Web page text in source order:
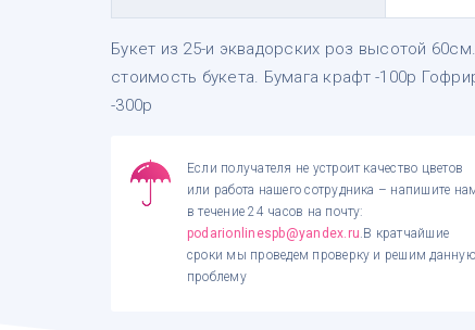
Букет из 25-и эквадорских роз высотой
стоимость букета. Бумага крафт -100р
-300р
Если получателя не устроит качество цветов
или работа нашего сотрудника – напишите
в течение 24 часов на почту:
podarionlinespb@yandex.ru.В кратчайшие
сроки мы проведем проверку и решим данную
проблему